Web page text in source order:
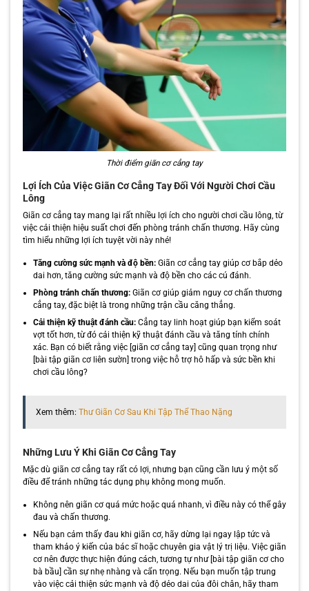
Thời điểm giãn cơ cẳng tay
Lợi Ích Của Việc Giãn Cơ Cẳng Tay Đối Với Người Chơi Cầu
Lông
Giãn cơ cẳng tay mang lại rất nhiều lợi ích cho người chơi cầu lông, từ
việc cải thiện hiệu suất chơi đến phòng tránh chấn thương. Hãy cùng
tìm hiểu những lợi ích tuyệt vời này nhé!
Tăng cường sức mạnh và độ bền:Giãn cơ cẳng tay giúp cơ bắp dẻo
dai hơn, tăng cường sức mạnh và độ bền cho các cú đánh.
Phòng tránh chấn thương:Giãn cơ giúp giảm nguy cơ chấn thương
cẳng tay, đặc biệt là trong những trận cầu căng thẳng.
Cải thiện kỹ thuật đánh cầu:Cẳng tay linh hoạt giúp bạn kiểm soát
vợt tốt hơn, từ đó cải thiện kỹ thuật đánh cầu và tăng tính chính
xác. Bạn có biết rằng việc [giãn cơ cẳng tay] cũng quan trọng như
[bài tập giãn cơ liên sườn] trong việc hỗ trợ hô hấp và sức bền khi
chơi cầu lông?
Xem thêm: Thư Giãn Cơ Sau Khi Tập Thể Thao Nặng
Những Lưu Ý Khi Giãn Cơ Cẳng Tay
Mặc dù giãn cơ cẳng tay rất có lợi, nhưng bạn cũng cần lưu ý một số
điều để tránh những tác dụng phụ không mong muốn.
Không nên giãn cơ quá mức hoặc quá nhanh, vì điều này có thể gây
đau và chấn thương.
Nếu bạn cảm thấy đau khi giãn cơ, hãy dừng lại ngay lập tức và
tham khảo ý kiến của bác sĩ hoặc chuyên gia vật lý trị liệu. Việc giãn
cơ nên được thực hiện đúng cách, tương tự như [bài tập giãn cơ cho
bà bầu] cần sự nhẹ nhàng và cẩn trọng. Nếu bạn muốn tập trung
vào việc cải thiện sức mạnh và độ dẻo dai của đôi chân, hãy tham